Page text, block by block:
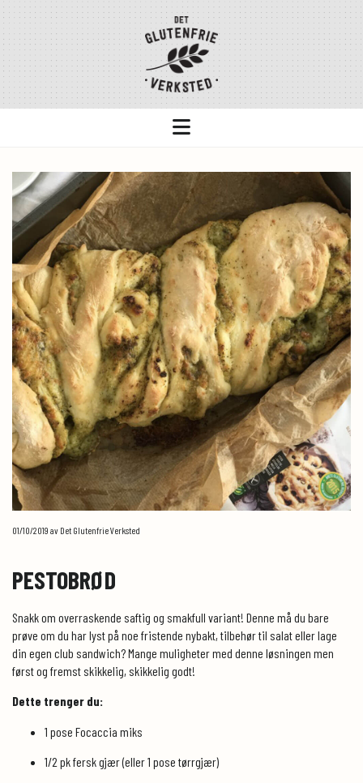
01/10/2019 av Det Glutenfrie Verksted
PESTOBRØD
Snakk om overraskende saftig og smakfull variant! Denne må du bare
prøve om du har lyst på noe fristende nybakt, tilbehør til salat eller lage
din egen club sandwich? Mange muligheter med denne løsningen men
først og fremst skikkelig, skikkelig godt!
Dette trenger du:
1 pose Focaccia miks
1/2 pk fersk gjær (eller 1 pose tørrgjær)